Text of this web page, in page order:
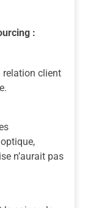
:
relation client
n’aurait pas